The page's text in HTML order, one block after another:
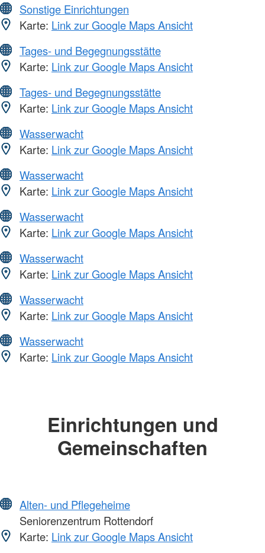
Sonstige Einrichtungen
Karte: Link zur Google Maps Ansicht
Tages- und Begegnungsstätte
Karte: Link zur Google Maps Ansicht
Tages- und Begegnungsstätte
Karte: Link zur Google Maps Ansicht
Wasserwacht
Karte: Link zur Google Maps Ansicht
Wasserwacht
Karte: Link zur Google Maps Ansicht
Wasserwacht
Karte: Link zur Google Maps Ansicht
Wasserwacht
Karte: Link zur Google Maps Ansicht
Wasserwacht
Karte: Link zur Google Maps Ansicht
Wasserwacht
Karte: Link zur Google Maps Ansicht
Einrichtungen und
Gemeinschaften
Alten- und Pflegeheime
Seniorenzentrum Rottendorf
Karte: Link zur Google Maps Ansicht